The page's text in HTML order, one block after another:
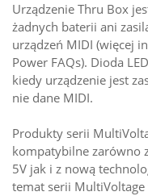
Urządzenie Thru Box
żadnych baterii ani
urządzeń MIDI (więcej
Power FAQs). Dioda
kiedy urządzenie jest
nie dane MIDI.
Produkty serii
kompatybilne zarówno
5V jak i z nową
temat serii